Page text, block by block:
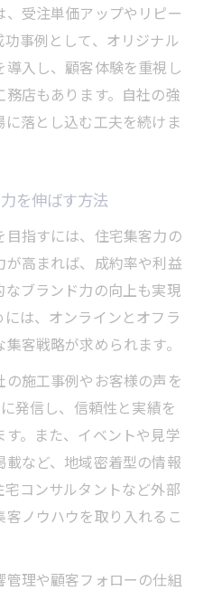
受注単価アップやリピー
事例として、オリジナル
入し、顧客体験を重視し
店もあります。自社の強
落とし込む工夫を続けま
を伸ばす方法
指すには、住宅集客力の
高まれば、成約率や利益
ブランド力の向上も実現
は、オンラインとオフラ
客戦略が求められます。
施工事例やお客様の声を
発信し、信頼性と実績を
。また、イベントや見学
など、地域密着型の情報
コンサルタントなど外部
ノウハウを取り入れるこ
理や顧客フォローの仕組